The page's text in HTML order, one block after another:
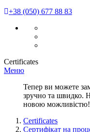
+38 (050) 677 88 83
Certificates
Меню
Тепер ви можете
зручно та швидко.
новою можливістю!
Certificates
Сертифікат на